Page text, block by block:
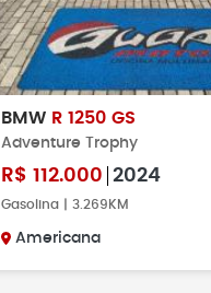
BMW R 1250 GS
Adventure Trophy
R$ 112.000 2024
Gasolina | 3.269KM
Americana